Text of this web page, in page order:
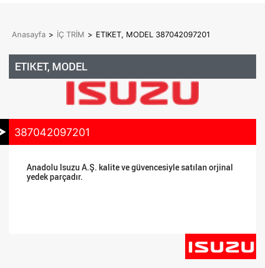
Anasayfa > İÇ TRİM > ETIKET, MODEL 387042097201
ETIKET, MODEL
387042097201
Anadolu Isuzu A.Ş. kalite ve güvencesiyle satılan orjinal
yedek parçadır.